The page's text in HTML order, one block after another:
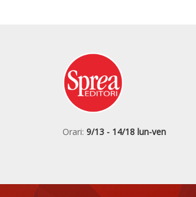
Orari: 9/13 - 14/18 lun-ven